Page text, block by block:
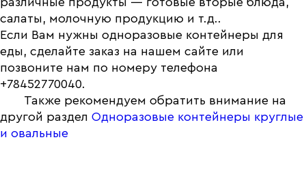
салаты, молочную продукцию и т.д..
Если Вам нужны одноразовые контейнеры для
еды, сделайте заказ на нашем сайте или
позвоните нам по номеру телефона
+78452770040.
Также рекомендуем обратить внимание на
другой раздел Одноразовые контейнеры круглые
и овальные